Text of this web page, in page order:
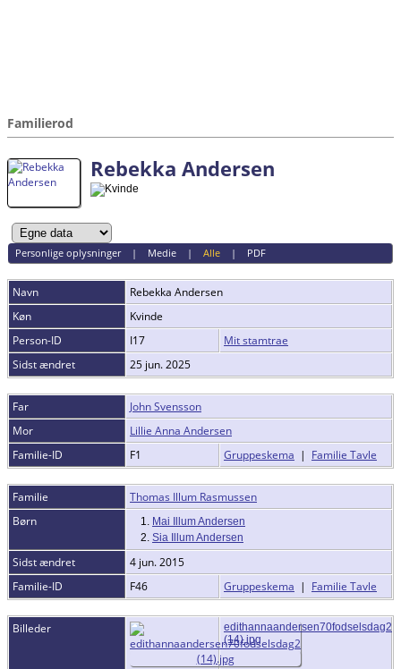
Familierod
Rebekka Andersen
Personlige oplysninger| Medie| Alle| PDF
Navn Rebekka Andersen
Køn
Kvinde
Person-ID
I17
Mit stamtrae
Sidst ændret
25 jun. 2025
Far
John Svensson
Mor
Lillie Anna Andersen
Familie-ID
F1 Gruppeskema | Familie Tavle
Familie
Thomas Illum Rasmussen
Børn
1. Mai Illum Andersen
2. Sia Illum Andersen
Sidst ændret
4 jun. 2015
Familie-ID
F46 Gruppeskema | Familie Tavle
Billeder
edithannaandersen70fodselsdag2
(14).jpg